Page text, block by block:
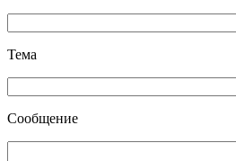
Тема
Сообщение